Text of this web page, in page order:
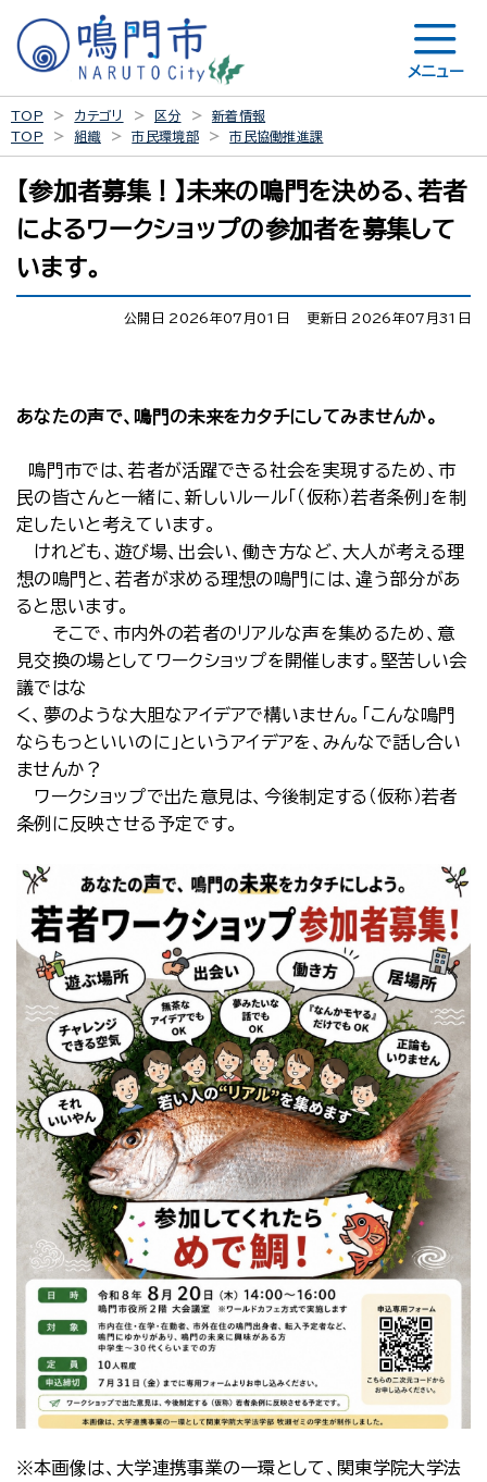
メニュー
TOP カテゴリ 区分
新着情報
TOP
組織 市民環境部 市民協働推進課
【参加者募集！】未来の鳴門を決める、若者
によるワークショップの参加者を募集して
います。
公開日 2026年07月01日 更新日 2026年07月31日
あなたの声で、鳴門の未来をカタチにしてみませんか。
鳴門市では、若者が活躍できる社会を実現するため、市
民の皆さんと一緒に、新しいルール「（仮称）若者条例」を制
定したいと考えています。
けれども、遊び場、出会い、働き方など、大人が考える理
想の鳴門と、若者が求める理想の鳴門には、違う部分があ
ると思います。
そこで、市内外の若者のリアルな声を集めるため、意
見交換の場としてワークショップを開催します。堅苦しい会
議ではな
く、夢のような大胆なアイデアで構いません。「こんな鳴門
ならもっといいのに」というアイデアを、みんなで話し合い
ませんか？
ワークショップで出た意見は、今後制定する（仮称）若者
条例に反映させる予定です。
※本画像は、大学連携事業の一環として、関東学院大学法